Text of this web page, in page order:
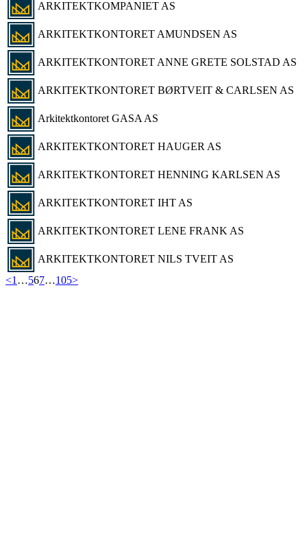
ARKITEKTKOMPANIET AS
ARKITEKTKONTORET AMUNDSEN AS
ARKITEKTKONTORET ANNE GRETE SOLSTAD AS
ARKITEKTKONTORET BØRTVEIT & CARLSEN AS
Arkitektkontoret GASA AS
ARKITEKTKONTORET HAUGER AS
ARKITEKTKONTORET HENNING KARLSEN AS
ARKITEKTKONTORET IHT AS
ARKITEKTKONTORET LENE FRANK AS
ARKITEKTKONTORET NILS TVEIT AS
<1 …567…105>